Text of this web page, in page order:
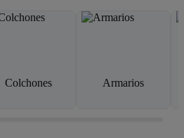
Colchones Armarios